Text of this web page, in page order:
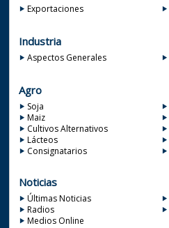
Exportaciones
Industria
Aspectos Generales
Agro
Soja
Maiz
Cultivos Alternativos
Lácteos
Consignatarios
Noticias
Últimas Noticias
Radios
Medios Online